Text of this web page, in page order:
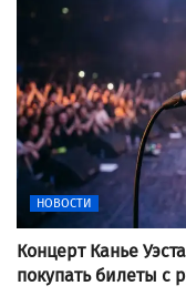
НОВОСТИ
Концерт Канье
покупать билеты с